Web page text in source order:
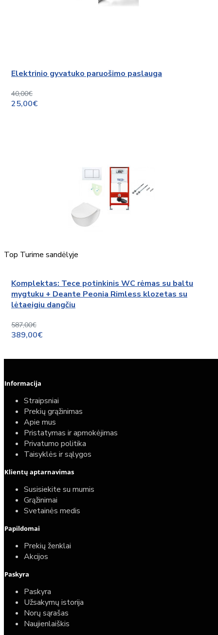
Elektrinio gyvatuko paruošimo paslauga
40,00€
25,00€
Top Turime sandėlyje
Komplektas: Tece potinkinis WC rėmas su baltu
mygtuku + Deante Peonia Rimless klozetas su
lėtaeigiu dangčiu
587,00€
389,00€
Informacija
Straipsniai
Prekių grąžinimas
Apie mus
Pristatymas ir apmokėjimas
Privatumo politika
Taisyklės ir sąlygos
Klientų aptarnavimas
Susisiekite su mumis
Grąžinimai
Svetainės medis
Papildomai
Prekių ženklai
Akcijos
Paskyra
Paskyra
Užsakymų istorija
Norų sąrašas
Naujienlaiškis